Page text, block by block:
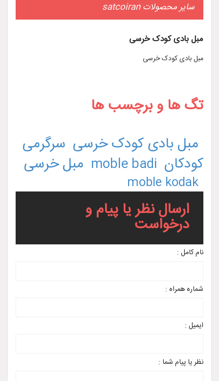
سایر محصولات satcoiran
مبل بادی کودک خرسی
مبل بادی کودک خرسی
تگ ها و برچسب ها
مبل بادی کودک خرسی سرگرمی
کودکان moble badi مبل خرسی
moble kodak
ارسال نظر یا پیام و
درخواست
نام کامل :
شماره همراه :
ایمیل :
نظر یا پیام شما :